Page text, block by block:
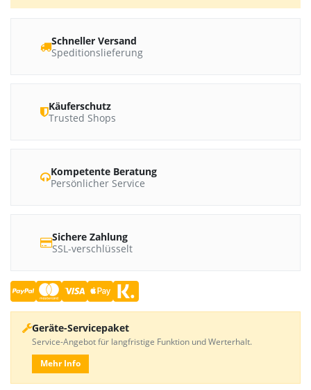
Schneller Versand
Speditionslieferung
Käuferschutz
Trusted Shops
Kompetente Beratung
Persönlicher Service
Sichere Zahlung
SSL-verschlüsselt
Geräte-Servicepaket
Service-Angebot für langfristige Funktion und Werterhalt.
Mehr Info